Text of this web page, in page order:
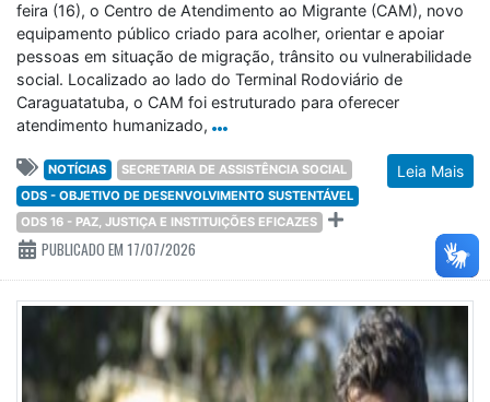
feira (16), o Centro de Atendimento ao Migrante (CAM), novo
equipamento público criado para acolher, orientar e apoiar
pessoas em situação de migração, trânsito ou vulnerabilidade
social. Localizado ao lado do Terminal Rodoviário de
Caraguatatuba, o CAM foi estruturado para oferecer
atendimento humanizado,
Leia Mais
NOTÍCIAS
SECRETARIA DE ASSISTÊNCIA SOCIAL
ODS - OBJETIVO DE DESENVOLVIMENTO SUSTENTÁVEL
ODS 16 - PAZ, JUSTIÇA E INSTITUIÇÕES EFICAZES
PUBLICADO EM 17/07/2026